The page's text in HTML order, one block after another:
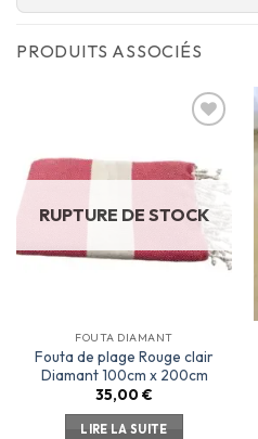
PRODUITS ASSOCIÉS
liste
RUPTURE DE STOCK
FOUTA DIAMANT
Fouta de plage Rouge clair
Diamant 100cm x 200cm
35,00 €
LIRE LA SUITE